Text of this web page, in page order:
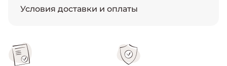
Условия доставки и оплаты